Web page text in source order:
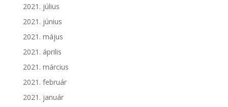
2021. július
2021. június
2021. május
2021. április
2021. március
2021. február
2021. január